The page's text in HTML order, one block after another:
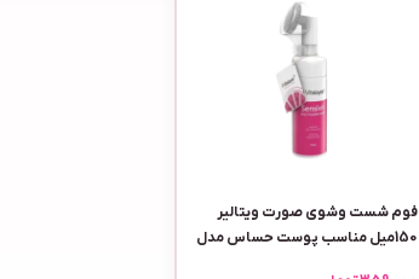
فوم شست وشوی صورت ویتالیر
150میل مناسب پوست حساس مدل